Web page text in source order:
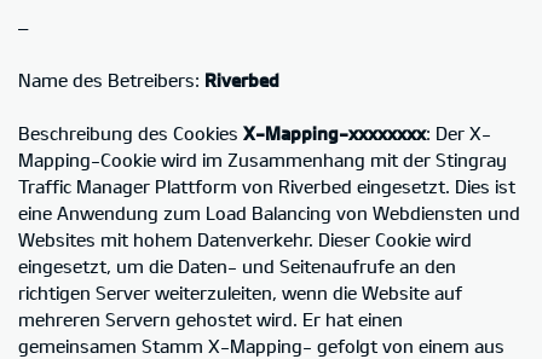
–
Name des Betreibers: Riverbed
Beschreibung des Cookies X-Mapping-xxxxxxxx: Der X-
Mapping-Cookie wird im Zusammenhang mit der Stingray
Traffic Manager Plattform von Riverbed eingesetzt. Dies ist
eine Anwendung zum Load Balancing von Webdiensten und
Websites mit hohem Datenverkehr. Dieser Cookie wird
eingesetzt, um die Daten- und Seitenaufrufe an den
richtigen Server weiterzuleiten, wenn die Website auf
mehreren Servern gehostet wird. Er hat einen
gemeinsamen Stamm X-Mapping- gefolgt von einem aus